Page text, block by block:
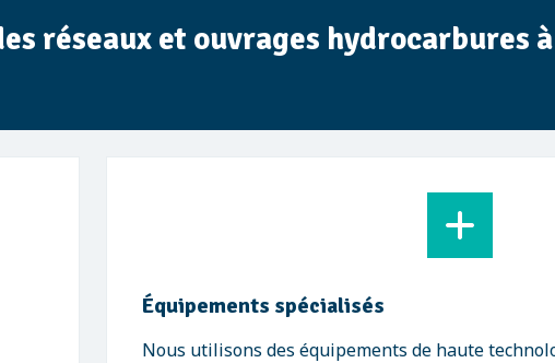
réseaux et ouvrages hydrocarbures à
Équipements spécialisés
Nous utilisons des équipements de haute